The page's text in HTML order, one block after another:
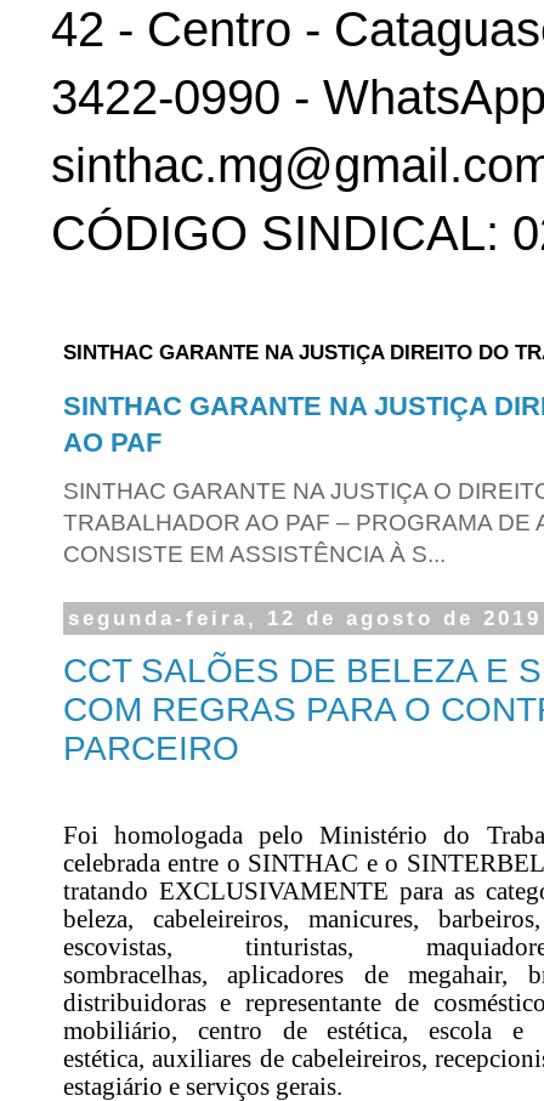
42 - Centro -
3422-0990 -
CÓDIGO SINDICAL:
SINTHAC GARANTE NA JUSTIÇA DIREITO DO
SINTHAC GARANTE NA JUSTIÇA
AO PAF
SINTHAC GARANTE NA JUSTIÇA O
TRABALHADOR AO PAF – PROGRAMA DE
CONSISTE EM ASSISTÊNCIA À S...
segunda-feira, 12 de agosto de 2019
CCT SALÕES DE BELEZA E
COM REGRAS PARA O
PARCEIRO
Foi homologada pelo Ministério do
celebrada entre o SINTHAC e o
tratando EXCLUSIVAMENTE para as
beleza, cabeleireiros, manicures,
escovistas, tinturistas,
sombracelhas, aplicadores de megahair,
distribuidoras e representante de
mobiliário, centro de estética, escola
estética, auxiliares de cabeleireiros,
estagiário e serviços gerais.